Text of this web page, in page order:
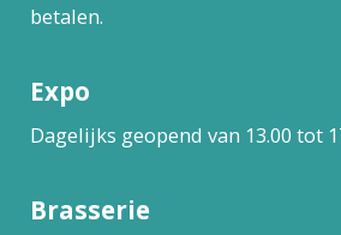
betalen.
Expo
Dagelijks geopend van 13.00 tot
Brasserie